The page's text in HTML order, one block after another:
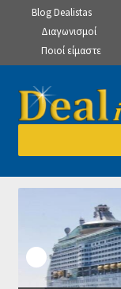
Blog Dealistas
Διαγωνισμοί
Ποιοί είμαστε
Απευθείας
μετάβαση
πλοήγηση
Μετάβαση
σε
Αρχική
Manage
Manage